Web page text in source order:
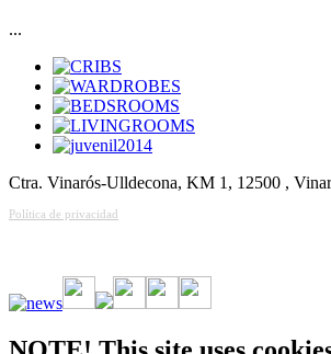
...
Ctra. Vinarós-Ulldecona, KM 1, 12500 ,
Política de privacidad
Vive la emoción de apostar con una gran